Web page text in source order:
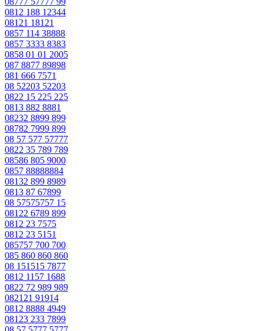
0812 188 12344
08121 18121
0857 114 38888
0857 3333 8383
0858 01 01 2005
087 8877 89898
081 666 7571
08 52203 52203
0822 15 225 225
0813 882 8881
08232 8899 899
08782 7999 899
08 57 577 57777
0822 35 789 789
08586 805 9000
0857 88888884
08132 899 8989
0813 87 67899
08 57575757 15
08122 6789 899
0812 23 7575
0812 23 5151
085757 700 700
085 860 860 860
08 151515 7877
0812 1157 1688
0822 72 989 989
082121 91914
0812 8888 4949
08123 233 7899